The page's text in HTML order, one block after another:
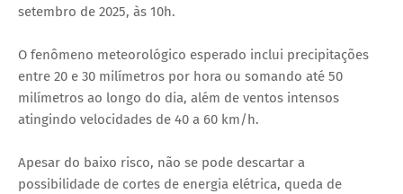
setembro de 2025, às 10h.
O fenômeno meteorológico esperado inclui precipitações
entre 20 e 30 milímetros por hora ou somando até 50
milímetros ao longo do dia, além de ventos intensos
atingindo velocidades de 40 a 60 km/h.
Apesar do baixo risco, não se pode descartar a
possibilidade de cortes de energia elétrica, queda de